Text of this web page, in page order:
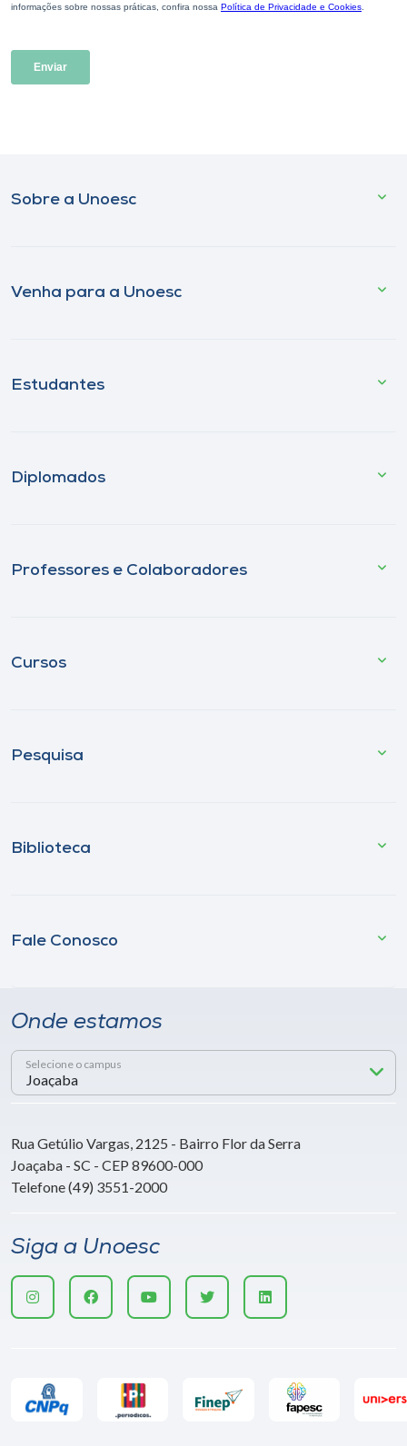
Sobre a Unoesc
Venha para a Unoesc
Estudantes
Diplomados
Professores e Colaboradores
Cursos
Pesquisa
Biblioteca
Fale Conosco
Onde estamos
Selecione o campus
Rua Getúlio Vargas, 2125 - Bairro Flor da Serra
Joaçaba - SC - CEP 89600-000
Telefone (49) 3551-2000
Siga a Unoesc